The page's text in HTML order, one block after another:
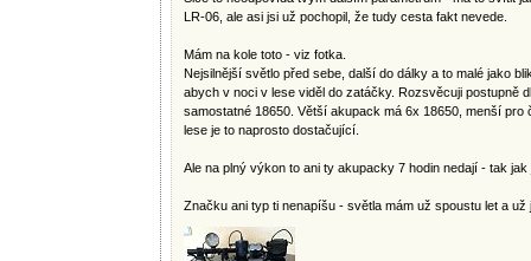
LR-06, ale asi jsi už pochopil, že tudy cesta fakt nevede.
Mám na kole toto - viz fotka.
Nejsilnější světlo před sebe, další do dálky a to malé jako
abych v noci v lese viděl do zatáčky. Rozsvěcuji postupně
samostatné 18650. Větší akupack má 6x 18650, menší
lese je to naprosto dostačující.
Ale na plný výkon to ani ty akupacky 7 hodin nedají - tak
Značku ani typ ti nenapíšu - světla mám už spoustu let a